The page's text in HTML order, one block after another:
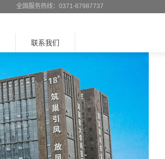
全国服务热线：0371-67987737
联系我们